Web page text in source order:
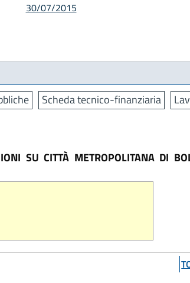
30/07/2015
Scheda tecnico-finanziaria
SU CITTÀ METROPOLITANA DI